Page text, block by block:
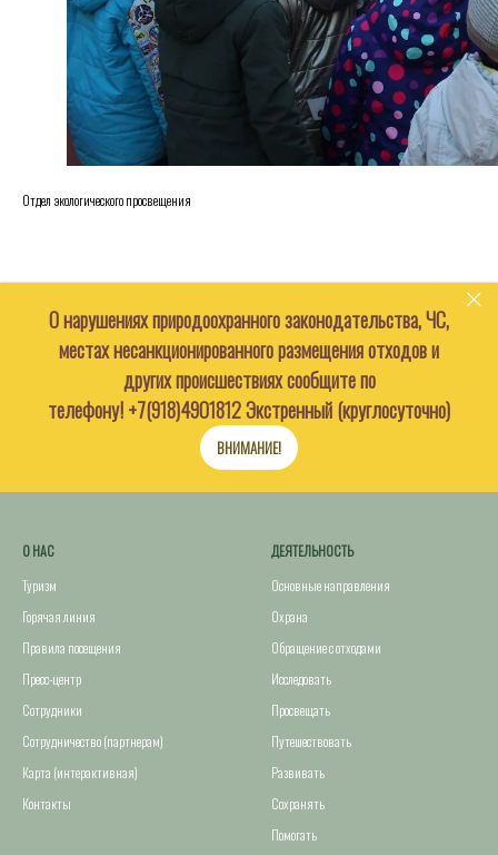
Отдел экологического просвещения
О нарушениях природоохранного законодательства, ЧС,
местах несанкционированного размещения отходов и
других происшествиях сообщите по
телефону!+7(918)4901812Экстренный (круглосуточно)
ВНИМАНИЕ!
О НАС
Туризм
Горячая линия
Правила посещения
Пресс-центр
Сотрудники
Сотрудничество (партнерам)
Карта (интерактивная)
Контакты
ДЕЯТЕЛЬНОСТЬ
Основные направления
Охрана
Обращение с отходами
Исследовать
Просвещать
Путешествовать
Развивать
Сохранять
Помогать